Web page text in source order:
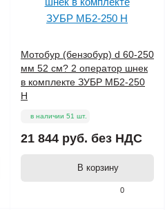
0
Мотобур (бензобур) d 60-250
мм 52 см? 2 оператор шнек
в комплекте ЗУБР МБ2-250
Н
в наличии 51 шт.
21 844 руб. без НДС
В корзину